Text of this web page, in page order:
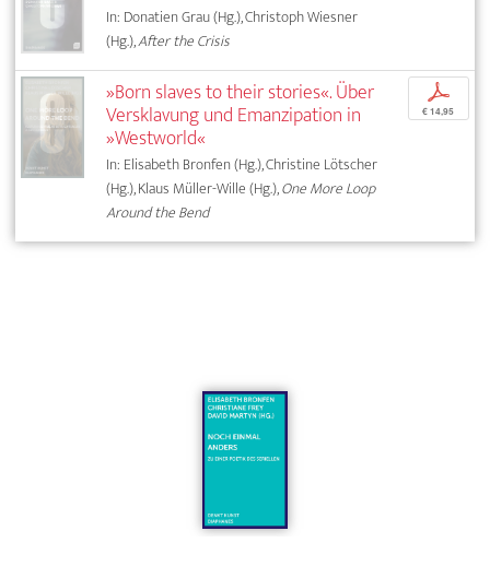
In: Donatien Grau (Hg.), Christoph Wiesner
(Hg.),After the Crisis
»Born slaves to their stories«. Über
Versklavung und Emanzipation in
»Westworld«
In: Elisabeth Bronfen (Hg.), Christine Lötscher
(Hg.), Klaus Müller-Wille (Hg.),One More Loop
Around the Bend
p
€ 14,95